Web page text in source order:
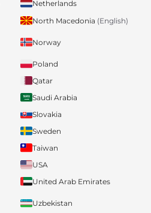
Netherlands
North Macedonia (English)
Norway
Poland
Qatar
Saudi Arabia
Slovakia
Sweden
Taiwan
USA
United Arab Emirates
Uzbekistan